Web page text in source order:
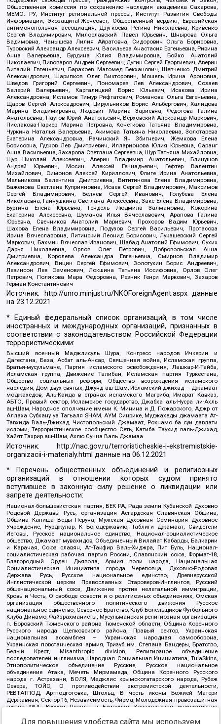
Общественная комиссия по сохранению наследия академика Сахарова,
МЕМО. РУ, Институт региональной прессы, Институт Развития Свободы
Информации, Экозащита!-Женсовет, Общественный вердикт, Евразийская
антимонопольная ассоциация, Дзугкоева Регина Николаевна, Кривенко
Сергей Владимирович, Милославский Павел Юрьевич, Шнырова Ольга
Вадимовна, Чанышева Лилия Айратовна, Сидорович Ольга Борисовна,
Туровский Александр Алексеевич, Васильева Анастасия Евгеньевна, Ривина
Анна Валерьевна, Бурдина Юлия Владимировна, Бойко Анатолий
Николаевич, Пивоваров Андрей Сергеевич, Дугин Сергей Георгиевич, Аверин
Виталий Евгеньевич, Барахоев Магомед Бекханович, Шевченко Дмитрий
Александрович, Шарипков Олег Викторович, Мошель Ирина Ароновна,
Шведов Григорий Сергеевич, Пономарев Лев Александрович, Созаев
Валерий Валерьевич, Каргалицкий Борис Юльевич, Исакова Ирина
Александровна, Исламов Тимур Рифгатович, Романова Ольга Евгеньевна,
Щаров Сергей Алексадрович, Цирульников Борис Альбертович, Халидова
Марина Владимировна, Людевиг Марина Зариевна, Федотова Галина
Анатольевна, Паутов Юрий Анатольевич, Верховский Александр Маркович,
Пислакова-Паркер Марина Петровна, Кочеткова Татьяна Владимировна,
Чуркина Наталья Валерьевна, Акимова Татьяна Николаевна, Золотарева
Екатерина Александровна, Рачинский Ян Збигневич, Жемкова Елена
Борисовна, Гудков Лев Дмитриевич, Илларионова Юлия Юрьевна, Саранг
Анна Васильевна, Захарова Светлана Сергеевна, Щур Татьяна Михайловна,
Щур Николай Алексеевич, Аверин Владимир Анатольевич, Блинушов
Андрей Юрьевич, Мосин Алексей Геннадьевич, Гефтер Валентин
Михайлович, Симонов Алексей Кириллович, Флиге Ирина Анатольевна,
Мельникова Валентина Дмитриевна, Вититинова Елена Владимировна,
Баженова Светлана Куприяновна, Исаев Сергей Владимирович, Максимов
Сергей Владимирович, Беляев Сергей Иванович, Голубева Елена
Николаевна, Ганнушкина Светлана Алексеевна, Закс Елена Владимировна,
Буртина Елена Юрьевна, Гендель Людмила Залмановна, Кокорина
Екатерина Алексеевна, Шуманов Илья Вячеславович, Арапова Галина
Юрьевна, Свечников Анатолий Мариевич, Прохоров Вадим Юрьевич,
Шахова Елена Владимировна, Подузов Сергей Васильевич, Протасова
Ирина Вячеславовна, Литинский Леонид Борисович, Лукашевский Сергей
Маркович, Бахмин Вячеслав Иванович, Шабад Анатолий Ефимович, Сухих
Дарья Николаевна, Орлов Олег Петрович, Добровольская Анна
Дмитриевна, Королева Александра Евгеньевна, Смирнов Владимир
Александрович, Вицин Сергей Ефимович, Золотухин Борис Андреевич,
Левинсон Лев Семенович, Локшина Татьяна Иосифовна, Орлов Олег
Петрович, Полякова Мара Федоровна, Резник Генри Маркович, Захаров
Герман Константинович
Источник: http://unro.minjust.ru/NKOForeignAgent.aspxданные
на23.12.2021
* Единый федеральный список организаций, в том числе
иностранных и международных организаций, признанных в
соответствии с законодательством Российской Федерации
террористическими:
Высший военный Маджлисуль Шура, Конгресс народов Ичкерии и
Дагестана, База, Асбат аль-Ансар, Священная война, Исламская группа,
Братья-мусульмане, Партия исламского освобождения, Лашкар-И-Тайба,
Исламская группа, Движение Талибан, Исламская партия Туркестана,
Общество социальных реформ, Общество возрождения исламского
наследия, Дом двух святых, Джунд аш-Шам, Исламский джихад – Джамаат
моджахедов, Аль-Каида в странах исламского Магриба, Имарат Кавказ,
АБТО, Правый сектор, Исламское государство, Джабха аль-Нусра ли-Ахль
аш-Шам, Народное ополчение имени К. Минина и Д. Пожарского, Аджр от
Аллаха Субхану уа Тагьаля SHAM, АУМ Синрике, Муджахеды джамаата Ат-
Тавхида Валь-Джихад, Чистопольский Джамаат, Рохнамо ба суи давлати
исломи, Террористическое сообщество Сеть, Катиба Таухид валь-Джихад,
Хайят Тахрир аш-Шам, Ахлю Сунна Валь Джамаа
Источник:
http://nac.gov.ru/terroristicheskie-i-ekstremistskie-
organizacii-i-materialy.html данные на06.12.2021
* Перечень общественных объединений и религиозных
организаций в отношении которых судом принято
вступившее в законную силу решение о ликвидации или
запрете деятельности:
Национал-большевистская партия, ВЕК РА, Рада земли Кубанской Духовно
Родовой Державы Русь, организация Асгардская Славянская Община,
Община Капища Веды Перуна, Мужская Духовная Семинария Духовное
Учреждение, Нурджулар, К Богодержавию, Таблиги Джамаат, Свидетели
Иеговы, Русское национальное единство, Национал-социалистическое
общество, Джамаат мувахидов, Объединенный Вилайат Кабарды, Балкарии
и Карачая, Союз славян, Ат-Такфир Валь-Хиджра, Пит Буль, Национал-
социалистическая рабочая партия России, Славянский союз, Формат-18,
Благородный Орден Дьявола, Армия воли народа, Национальная
Социалистическая Инициатива города Череповца, Духовно-Родовая
Держава Русь, Русское национальное единство, Древнерусской
Инглистической церкви Православных Староверов-Инглингов, Русский
общенациональный союз, Движение против нелегальной иммиграции,
Кровь и Честь, О свободе совести и о религиозных объединениях, Омская
организация общественного политического движения Русское
национальное единство, Северное Братство, Клуб Болельщиков Футбольного
Клуба Динамо, Файзрахманисты, Мусульманская религиозная организация
п. Боровский Тюменского района Тюменской области, Община Коренного
Русского народа Щелковского района, Правый сектор, Украинская
национальная ассамблея – Украинская народная самооборона,
Украинская повстанческая армия, Тризуб им. Степана Бандеры, Братство,
Белый Крест, Misanthropic division, Религиозное объединение
последователей инглиизма, Народная Социальная Инициатива, TulaSkins,
Этнополитическое объединение Русские, Русское национальное
объединение Атака, Мечеть Мирмамеда, Община Коренного Русского
народа г. Астрахани, ВОЛЯ, Меджлис крымскотатарского народа, Рубеж
Севера, ТОЙС, О противодействии экстремистской деятельности,
РЕВТАТПОД, Артподготовка, Штольц, В честь иконы Божией Матери
Державная, Сектор 16, Независимость, Фирма, Молодежная правозащитная
группа МПГ, Курсом Правды и Единения, Каракольская инициативная
Благотворительный пансионат Ак Умут, Русская республика Русь,
Для повышения удобства сайта мы используем